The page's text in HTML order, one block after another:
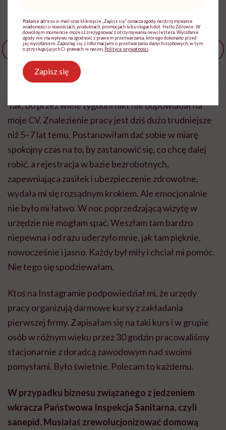
przerażające miejsce.
Fot. Daniel Antropik
Poszłaś do pośredniaka?
Tak, bo przez wiele tygodni nikt nie odpowiadał na
moje CV. Znalezienie pracy jest dziś dużo trudniejsze
niż 5–7 lat temu. Postanowiłam dać sobie w miarę
spokojny czas na to, by zastanowić się, co chcę dalej
robić, a rejestracja w bazie bezrobotnych,
zapewniająca zasiłek i ubezpieczenie zdrowotne,
wydała mi się rozsądnym krokiem. Ale emocjonalnie
nie było mi łatwo. W noc poprzedzającą wizytę w
urzędzie nie mogłam spać. Weszłam tam bardzo
niepewna i od razu uderzyło mnie, jak tam pięknie,
nowocześnie i jasno. Każdy był miły i chciał mi pomóc.
Nie tego się spodziewałam.
Ktoś na Instagramie podpowiedział mi, że urzędy
pracy organizują darmowe kursy z zakładania
pierwszej firmy. Zapisałam się na taki kurs i w grupie
osób w różnym wieku przez 30 godzin pracowaliśmy
stacjonarnie z doradcą zawodowym nad swoimi
pomysłami. Było świetnie. Polecam to każdemu.
W przypadku biznesu związanego z jedzeniem
wkracza Państwowa Inspekcja Sanitarna, czyli
sanepid. Musiałaś zrewolucjonizować domową
Podanie adresu e-mail oraz kliknięcie „Zapisz się” oznacza zgodę na otrzymywanie
wiadomości o nowościach, produktach, promocjach lub usługach dot. Hello Zdrowie. W
dowolnym momencie możesz zrezygnować z otrzymywania newslettera. Wycofanie
zgody nie ma wpływu na zgodność z prawem przetwarzania, którego dokonano przed
jej wycofaniem. Zapoznaj się z informacjami o przetwarzaniu danych osobowych, w tym
o przysługujących Ci prawach, w naszej Polityce prywatności
Zapisz się